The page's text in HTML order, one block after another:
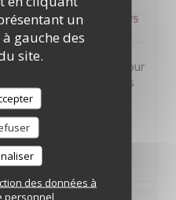
un
gauche des
site.
des données à
personnel
:3/5 Qualité / Prix /5
Service efficace. Pour
de fausse note mais
le tarif annoncé. Entree:
pas généreux. Plat:
trop puissante. Le
mousse de cassis, bon,